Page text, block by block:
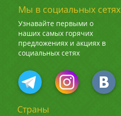
Мы в социальных сетях
Узнавайте первыми о
наших самых горячих
предложениях и акциях в
социальных сетях
Страны